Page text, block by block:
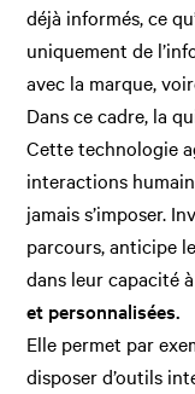
déjà informés, ce
uniquement de
avec la marque,
Dans ce cadre, la
Cette technologie
interactions
jamais s’imposer.
parcours, anticipe
dans leur capacité à
et personnalisées.
Elle permet par
disposer d’outils